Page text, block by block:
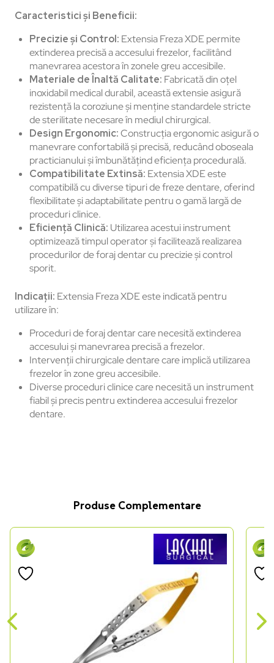
Caracteristici și Beneficii:
Precizie și Control: Extensia Freza XDE permite
extinderea precisă a accesului frezelor, facilitând
manevrarea acestora în zonele greu accesibile.
Materiale de Înaltă Calitate: Fabricată din oțel
inoxidabil medical durabil, această extensie asigură
rezistență la coroziune și menține standardele stricte
de sterilitate necesare în mediul chirurgical.
Design Ergonomic:Construcția ergonomic asigură o
manevrare confortabilă și precisă, reducând oboseala
practicianului și îmbunătățind eficiența procedurală.
Compatibilitate Extinsă: Extensia XDE este
compatibilă cu diverse tipuri de freze dentare, oferind
flexibilitate și adaptabilitate pentru o gamă largă de
proceduri clinice.
Eficiență Clinică: Utilizarea acestui instrument
optimizează timpul operator și facilitează realizarea
procedurilor de foraj dentar cu precizie și control
sporit.
Indicații: Extensia Freza XDE este indicată pentru
utilizare în:
Proceduri de foraj dentar care necesită extinderea
accesului și manevrarea precisă a frezelor.
Intervenții chirurgicale dentare care implică utilizarea
frezelor în zone greu accesibile.
Diverse proceduri clinice care necesită un instrument
fiabil și precis pentru extinderea accesului frezelor
dentare.
Produse Complementare